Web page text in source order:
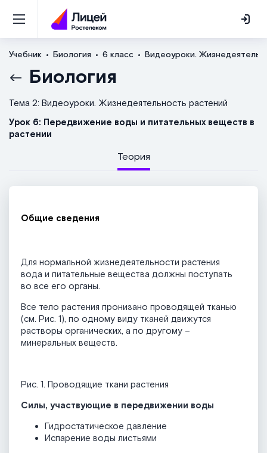
Учебник Биология 6 класс Видеоуроки.
Биология
Тема 2: Видеоуроки. Жизнедеятельность растений
Урок 6: Передвижение воды и питательных веществ в
растении
Теория
Общие сведения
Для нормальной жизнедеятельности растения
вода и питательные вещества должны поступать
во все его органы.
Все тело растения пронизано проводящей тканью
(см. Рис. 1), по одному виду тканей движутся
растворы органических, а по другому –
минеральных веществ.
Рис. 1. Проводящие ткани растения
Силы, участвующие в передвижении воды
Гидростатическое давление
Испарение воды листьями